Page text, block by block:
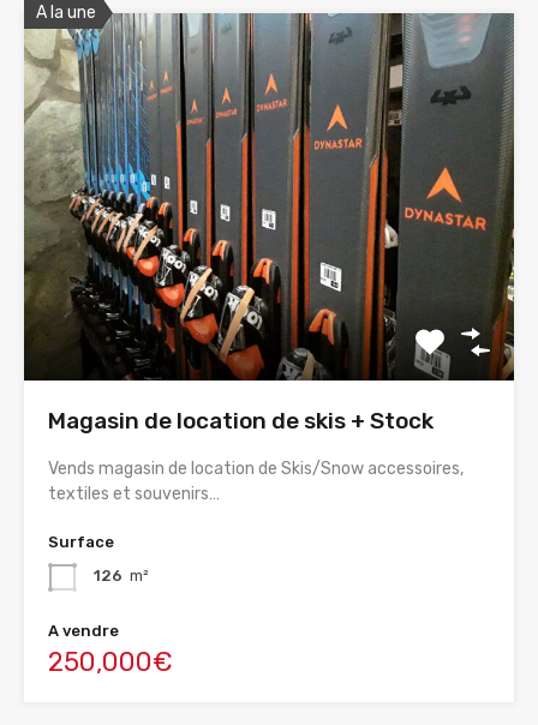
A la une
Magasin de location de skis + Stock
Vends magasin de location de Skis/Snow accessoires,
textiles et souvenirs…
Surface
126 m²
A vendre
250,000€